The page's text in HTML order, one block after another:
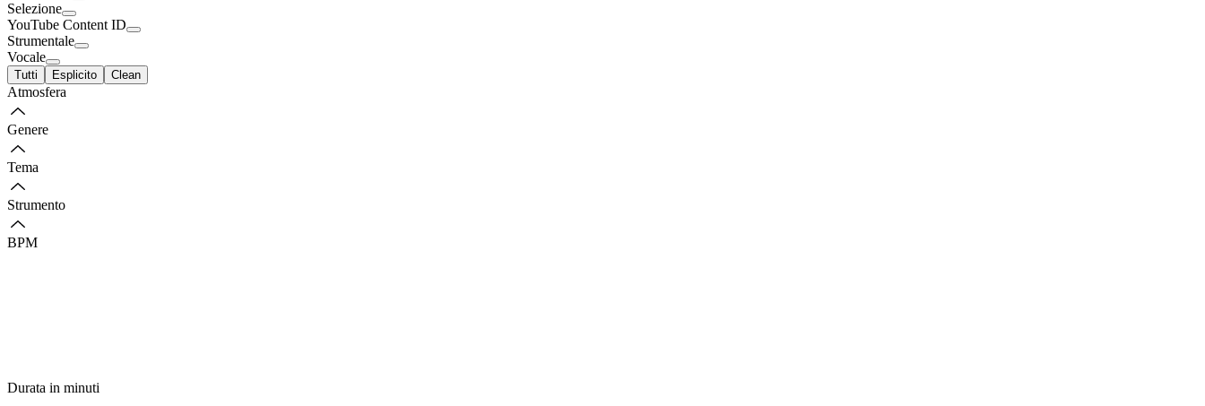
Selezione
YouTube Content ID
Strumentale
Vocale
Tutti Esplicito Clean
Atmosfera
Genere
Tema
Strumento
BPM
Durata in minuti